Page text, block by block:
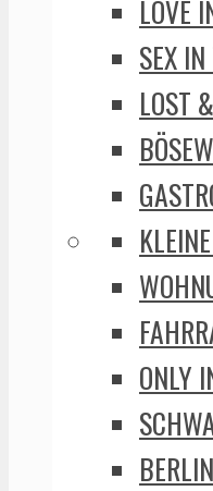
LOVE
SEX
LOST
ONLY